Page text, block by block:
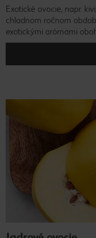
Exotické ovocie, napr.
chladnom ročnom
exotickými arómami